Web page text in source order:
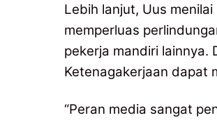
Lebih lanjut, Uus
memperluas
pekerja mandiri lainnya.
Ketenagakerjaan dapat
“Peran media sangat